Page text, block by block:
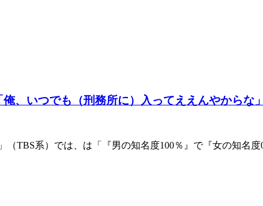
、いつでも（刑務所に）入ってええんやからな
（TBS系）では、は「『男の知名度100％』で『女の知名